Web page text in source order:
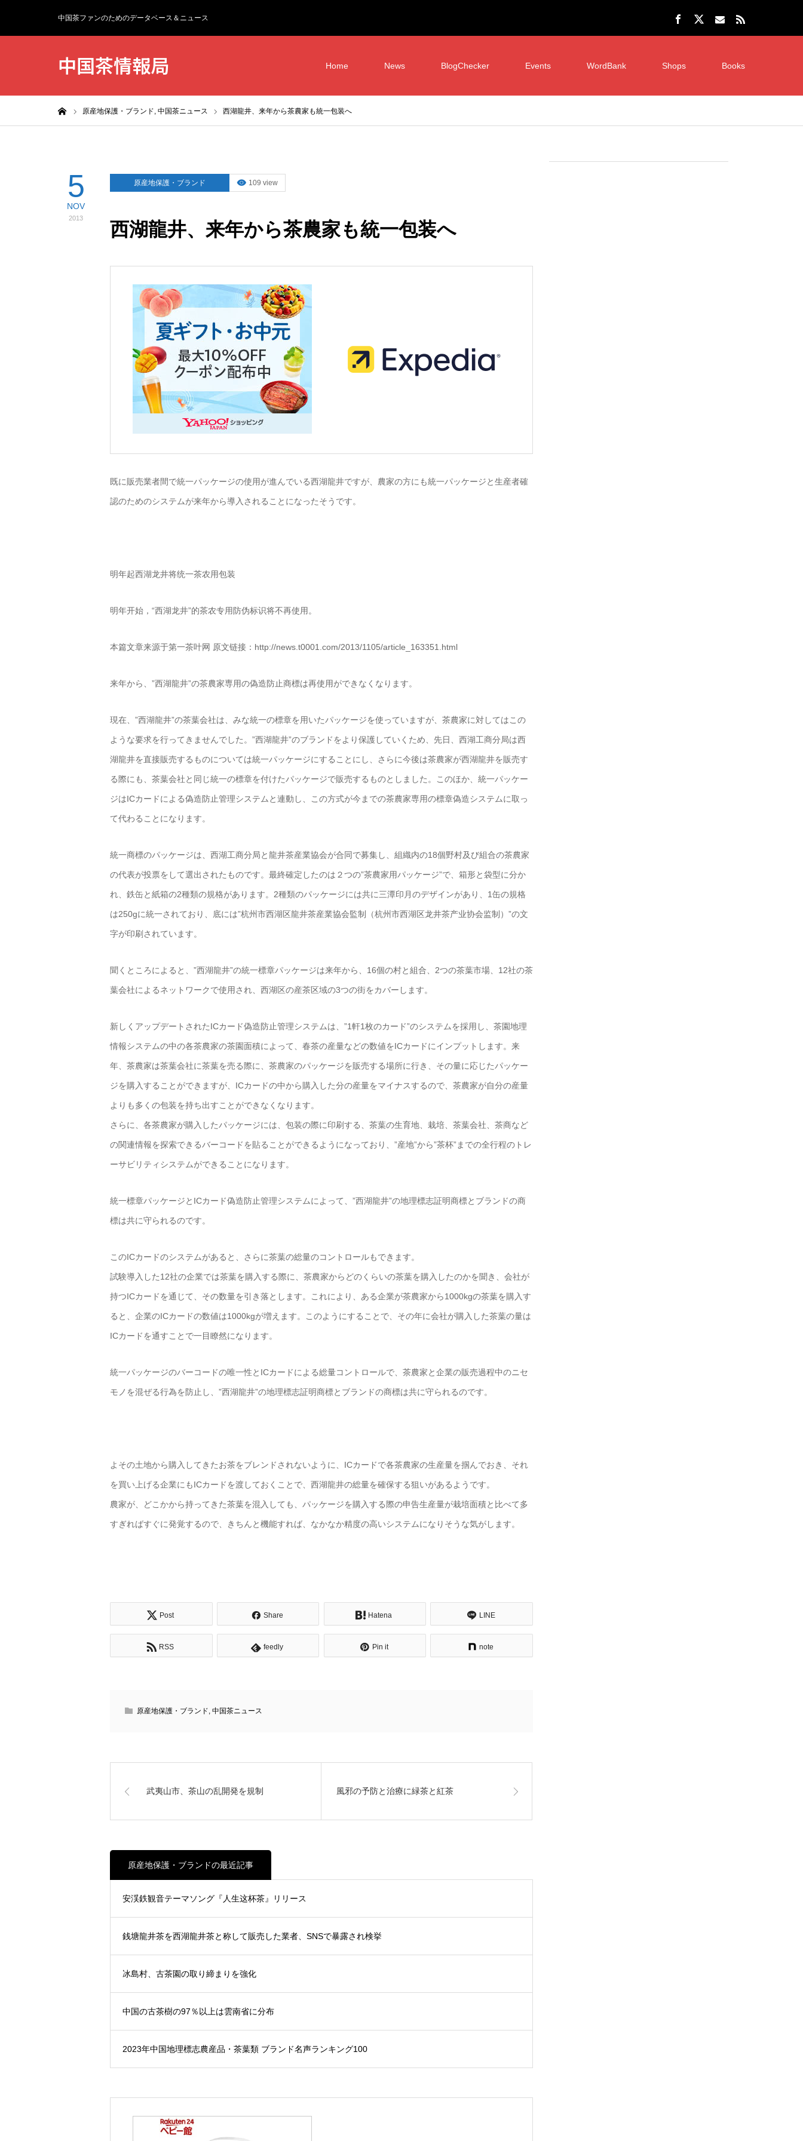
中国茶ファンのためのデータベース＆ニュース
中国茶情報局 Home News BlogChecker Events WordBank Shops Books
原産地保護・ブランド, 中国茶ニュース 西湖龍井、来年から茶農家も統一包装へ
5
NOV
2013
原産地保護・ブランド 109 view
西湖龍井、来年から茶農家も統一包装へ
既に販売業者間で統一パッケージの使用が進んでいる西湖龍井ですが、農家の方にも統一パッケージと生産者確
認のためのシステムが来年から導入されることになったそうです。
明年起西湖龙井将统一茶农用包装
明年开始，“西湖龙井”的茶农专用防伪标识将不再使用。
本篇文章来源于第一茶叶网 原文链接：http://news.t0001.com/2013/1105/article_163351.html
来年から、”西湖龍井”の茶農家専用の偽造防止商標は再使用ができなくなります。
現在、”西湖龍井”の茶葉会社は、みな統一の標章を用いたパッケージを使っていますが、茶農家に対してはこの
ような要求を行ってきませんでした。”西湖龍井”のブランドをより保護していくため、先日、西湖工商分局は西
湖龍井を直接販売するものについては統一パッケージにすることにし、さらに今後は茶農家が西湖龍井を販売す
る際にも、茶葉会社と同じ統一の標章を付けたパッケージで販売するものとしました。このほか、統一パッケー
ジはICカードによる偽造防止管理システムと連動し、この方式が今までの茶農家専用の標章偽造システムに取っ
て代わることになります。
統一商標のパッケージは、西湖工商分局と龍井茶産業協会が合同で募集し、組織内の18個野村及び組合の茶農家
の代表が投票をして選出されたものです。最終確定したのは２つの”茶農家用パッケージ”で、箱形と袋型に分か
れ、鉄缶と紙箱の2種類の規格があります。2種類のパッケージには共に三潭印月のデザインがあり、1缶の規格
は250gに統一されており、底には”杭州市西湖区龍井茶産業協会監制（杭州市西湖区龙井茶产业协会监制）”の文
字が印刷されています。
聞くところによると、”西湖龍井”の統一標章パッケージは来年から、16個の村と組合、2つの茶葉市場、12社の茶
葉会社によるネットワークで使用され、西湖区の産茶区域の3つの街をカバーします。
新しくアップデートされたICカード偽造防止管理システムは、”1軒1枚のカード”のシステムを採用し、茶園地理
情報システムの中の各茶農家の茶園面積によって、春茶の産量などの数値をICカードにインプットします。来
年、茶農家は茶葉会社に茶葉を売る際に、茶農家のパッケージを販売する場所に行き、その量に応じたパッケー
ジを購入することができますが、ICカードの中から購入した分の産量をマイナスするので、茶農家が自分の産量
よりも多くの包装を持ち出すことができなくなります。
さらに、各茶農家が購入したパッケージには、包装の際に印刷する、茶葉の生育地、栽培、茶葉会社、茶商など
の関連情報を探索できるバーコードを貼ることができるようになっており、”産地”から”茶杯”までの全行程のトレ
ーサビリティシステムができることになります。
統一標章パッケージとICカード偽造防止管理システムによって、”西湖龍井”の地理標志証明商標とブランドの商
標は共に守られるのです。
このICカードのシステムがあると、さらに茶葉の総量のコントロールもできます。
試験導入した12社の企業では茶葉を購入する際に、茶農家からどのくらいの茶葉を購入したのかを聞き、会社が
持つICカードを通じて、その数量を引き落とします。これにより、ある企業が茶農家から1000kgの茶葉を購入す
ると、企業のICカードの数値は1000kgが増えます。このようにすることで、その年に会社が購入した茶葉の量は
ICカードを通すことで一目瞭然になります。
統一パッケージのバーコードの唯一性とICカードによる総量コントロールで、茶農家と企業の販売過程中のニセ
モノを混ぜる行為を防止し、”西湖龍井”の地理標志証明商標とブランドの商標は共に守られるのです。
よその土地から購入してきたお茶をブレンドされないように、ICカードで各茶農家の生産量を掴んでおき、それ
を買い上げる企業にもICカードを渡しておくことで、西湖龍井の総量を確保する狙いがあるようです。
農家が、どこかから持ってきた茶葉を混入しても、パッケージを購入する際の申告生産量が栽培面積と比べて多
すぎればすぐに発覚するので、きちんと機能すれば、なかなか精度の高いシステムになりそうな気がします。
Post Share Hatena LINE
RSS feedly Pin it note
原産地保護・ブランド 中国茶ニュース
武夷山市、茶山の乱開発を規制 風邪の予防と治療に緑茶と紅茶
原産地保護・ブランドの最近記事
安渓鉄観音テーマソング『人生这杯茶』リリース
銭塘龍井茶を西湖龍井茶と称して販売した業者、SNSで暴露され検挙
冰島村、古茶園の取り締まりを強化
中国の古茶樹の97％以上は雲南省に分布
2023年中国地理標志農産品・茶葉類 ブランド名声ランキング100